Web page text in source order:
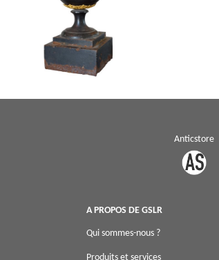
doré, époque Empire début XIXe siècle
Anticstore
A PROPOS DE GSLR
Qui sommes-nous ?
Produits et services